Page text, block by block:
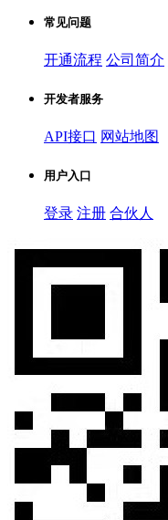
常见问题
开通流程 公司简介
开发者服务
API接口 网站地图
用户入口
登录 注册 合伙人